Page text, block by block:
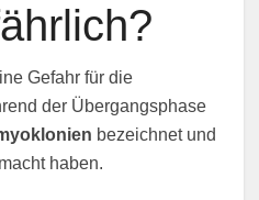
Gefahr für die
der Übergangsphase
bezeichnet und
haben.